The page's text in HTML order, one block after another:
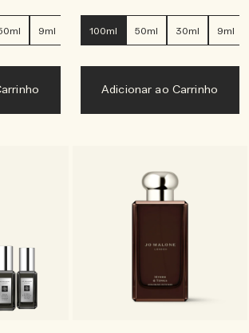
9ml 100ml 50ml 30ml 9ml
Adicionar ao Carrinho